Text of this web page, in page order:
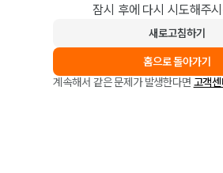
잠시 후에 다시 시도해주
새로고침하기
홈으로 돌아가기
계속해서 같은 문제가 발생한다면 고객